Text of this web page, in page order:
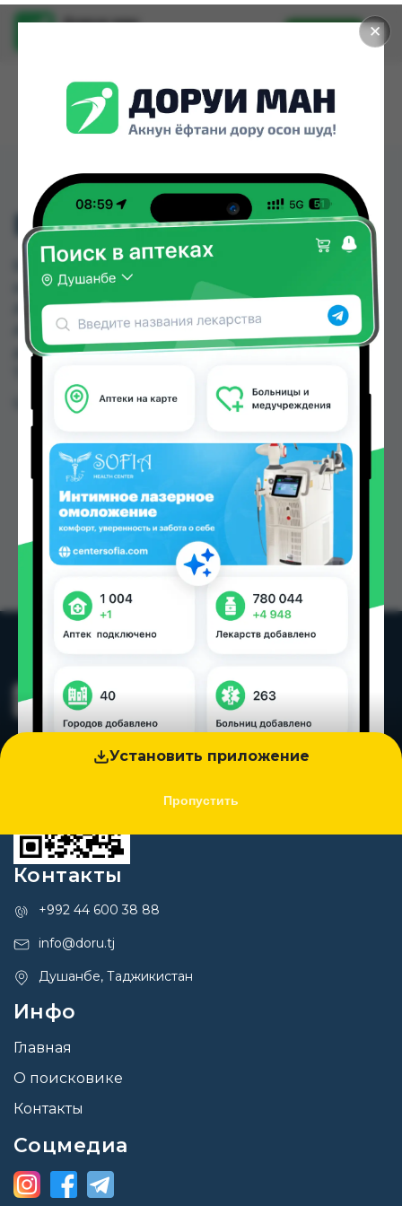
✕
Установить приложение
Пропустить
Доруи ман
Установить
БОНЕОСТ ТБ 150МГ №1
БОНЕОСТ ТБ 150МГ №1 можно купить или
заказать в аптеках, Абубакри Карим, Авиценна,
АЗИЗ ВАКО , Алишер-К, Аптека + 24/7, Аптека
Алфавит, Аптека Нур (Nur) по цене от 143.00 TJS
до 189.80 TJS в Душанбе и других городах
Цена: от143.00 TJS
Контакты
+992 44 600 38 88
info@doru.tj
Душанбе, Таджикистан
Инфо
Главная
О поисковике
Контакты
Соцмедиа